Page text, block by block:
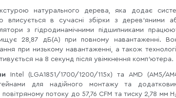
натурального дерева, яка додає
вписується в сучасні збірки з дерев'яними
з гідродинамічними підшипниками
28,87 дБ(А) при повному навантаженні.
при низькому навантаженні, а також
на 8 секунд після увімкнення комп'ютера.
Intel (LGA1851/1700/1200/115x) та AMD (AM5/
для надійного монтажу та
потоку до 57,76 CFM та тиску 2,78 мм